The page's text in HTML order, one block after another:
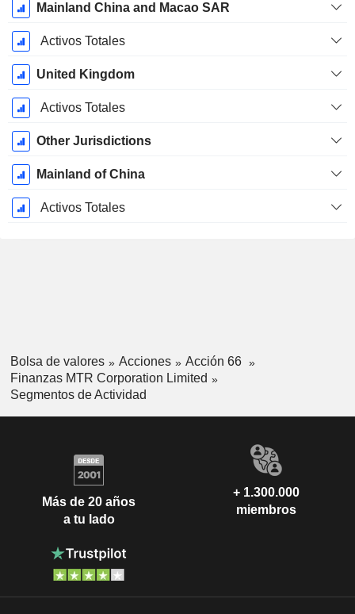
Mainland China and Macao SAR
Activos Totales
United Kingdom
Activos Totales
Other Jurisdictions
Mainland of China
Activos Totales
Bolsa de valores Acciones
Acción 66
Finanzas MTR Corporation Limited
Segmentos de Actividad
Más de 20 años
a tu lado
+ 1.300.000
miembros